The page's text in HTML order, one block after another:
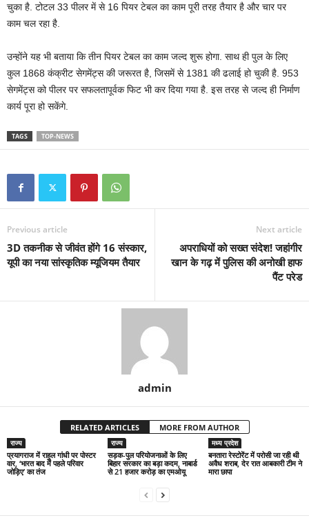
चुका है. टोटल 33 पीलर में से 16 पियर टेबल का काम पूरी तरह तैयार है और चार पर
काम चल रहा है.
उन्होंने यह भी बताया कि तीन पियर टेबल का काम जल्द शुरू होगा. साथ ही पुल के लिए
कुल 1868 कंक्रीट सेगमेंट्स की जरूरत है, जिसमें से 1381 की ढलाई हो चुकी है. 953
सेगमेंट्स को पीलर पर सफलतापूर्वक फिट भी कर दिया गया है. इस तरह से जल्द ही निर्माण
कार्य पूरा हो सकेंगे.
TAGS TOP-NEWS
Previous article
3D तकनीक से जीवंत होंगे 16 संस्कार,
यूपी का नया सांस्कृतिक म्यूजियम तैयार
Next article
अपराधियों को सख्त संदेश! जहांगीर
खान के गढ़ में पुलिस की अनोखी हाफ
पैंट परेड
admin
RELATED ARTICLES MORE FROM AUTHOR
राज्य
प्रयागराज में राहुल गांधी पर पोस्टर
वार, ‘भारत बाद में पहले परिवार
जोड़िए’ का तंज
राज्य
सड़क-पुल परियोजनाओं के लिए
बिहार सरकार का बड़ा कदम, नाबार्ड
से 21 हजार करोड़ का एमओयू
मध्य प्रदेश
बनतारा रेस्टोरेंट में परोसी जा रही थी
अवैध शराब, देर रात आबकारी टीम ने
मारा छापा